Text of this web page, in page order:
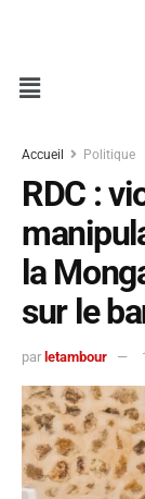
Accueil Politique
RDC :
la
sur le
par letambour